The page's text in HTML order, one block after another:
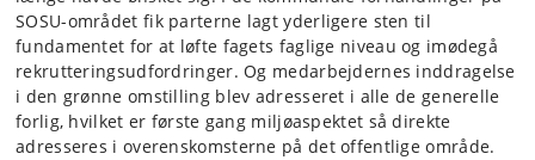
SOSU-området fik parterne lagt yderligere sten til
fundamentet for at løfte fagets faglige niveau og imødegå
rekrutteringsudfordringer. Og medarbejdernes inddragelse
i den grønne omstilling blev adresseret i alle de generelle
forlig, hvilket er første gang miljøaspektet så direkte
adresseres i overenskomsterne på det offentlige område.